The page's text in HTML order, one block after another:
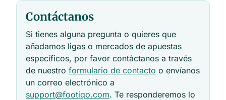
Contáctanos
Si tienes alguna pregunta o quieres que
añadamos ligas o mercados de apuestas
específicos, por favor contáctanos a través
de nuestro formulario de contacto o envíanos
un correo electrónico a
support@footiqo.com. Te responderemos lo